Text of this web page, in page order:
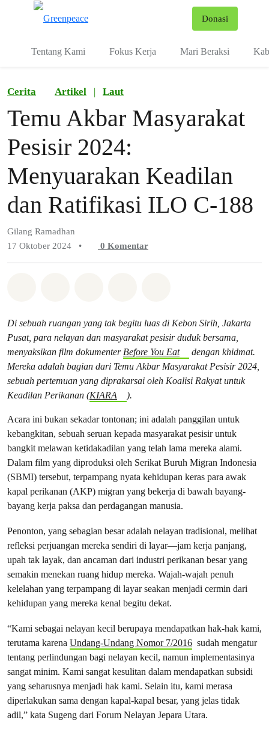
Donasi
Tentang Kami Fokus Kerja Mari Beraksi
Cerita Artikel | Laut
Temu Akbar Masyarakat
Pesisir 2024:
Menyuarakan Keadilan
dan Ratifikasi ILO C-188
Gilang Ramadhan
17 Oktober 2024
• 0 Komentar
Di sebuah ruangan yang tak begitu luas di Kebon Sirih, Jakarta
Pusat, para nelayan dan masyarakat pesisir duduk bersama,
menyaksikan film dokumenterBefore You Eat
dengan khidmat.
Mereka adalah bagian dari Temu Akbar Masyarakat Pesisir 2024,
sebuah pertemuan yang diprakarsai oleh Koalisi Rakyat untuk
Keadilan Perikanan (KIARA ).
Acara ini bukan sekadar tontonan; ini adalah panggilan untuk
kebangkitan, sebuah seruan kepada masyarakat pesisir untuk
bangkit melawan ketidakadilan yang telah lama mereka alami.
Dalam film yang diproduksi oleh Serikat Buruh Migran Indonesia
(SBMI) tersebut, terpampang nyata kehidupan keras para awak
kapal perikanan (AKP) migran yang bekerja di bawah bayang-
bayang kerja paksa dan perdagangan manusia.
Penonton, yang sebagian besar adalah nelayan tradisional, melihat
refleksi perjuangan mereka sendiri di layar—jam kerja panjang,
upah tak layak, dan ancaman dari industri perikanan besar yang
semakin menekan ruang hidup mereka. Wajah-wajah penuh
kelelahan yang terpampang di layar seakan menjadi cermin dari
kehidupan yang mereka kenal begitu dekat.
“Kami sebagai nelayan kecil berupaya mendapatkan hak-hak kami,
terutama karena Undang-Undang Nomor 7/2016 sudah mengatur
tentang perlindungan bagi nelayan kecil, namun implementasinya
sangat minim. Kami sangat kesulitan dalam mendapatkan subsidi
yang seharusnya menjadi hak kami. Selain itu, kami merasa
diperlakukan sama dengan kapal-kapal besar, yang jelas tidak
adil,” kata Sugeng dari Forum Nelayan Jepara Utara.